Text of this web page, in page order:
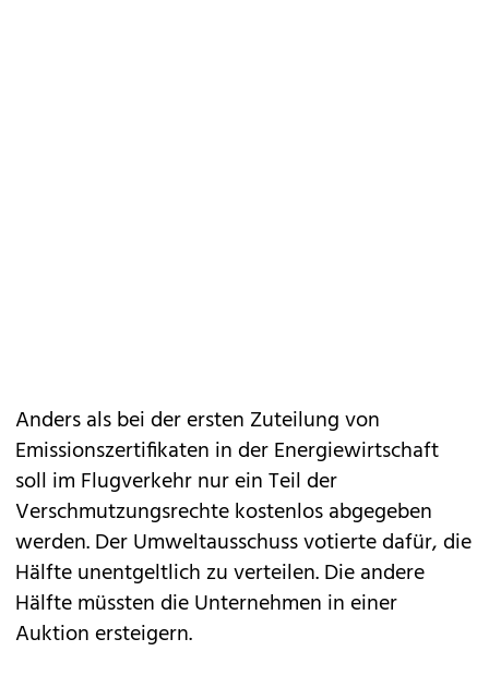
Anders als bei der ersten Zuteilung von
Emissionszertifikaten in der Energiewirtschaft
soll im Flugverkehr nur ein Teil der
Verschmutzungsrechte kostenlos abgegeben
werden. Der Umweltausschuss votierte dafür, die
Hälfte unentgeltlich zu verteilen. Die andere
Hälfte müssten die Unternehmen in einer
Auktion ersteigern.